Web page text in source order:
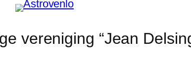
vereniging “Jean